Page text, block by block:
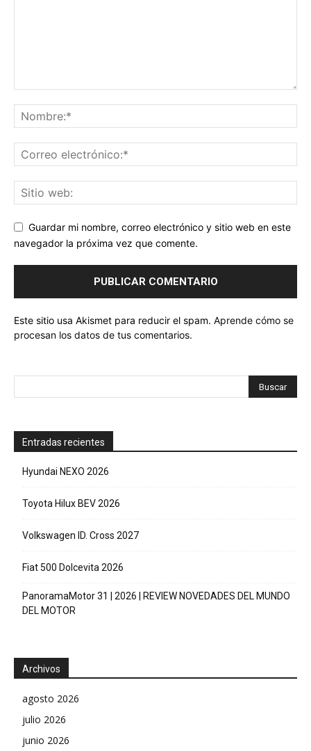
Guardar mi nombre, correo electrónico y sitio web en este
navegador la próxima vez que comente.
Este sitio usa Akismet para reducir el spam. Aprende cómo se
procesan los datos de tus comentarios.
Entradas recientes
Hyundai NEXO 2026
Toyota Hilux BEV 2026
Volkswagen ID. Cross 2027
Fiat 500 Dolcevita 2026
PanoramaMotor 31 | 2026 | REVIEW NOVEDADES DEL MUNDO
DEL MOTOR
Archivos
agosto 2026
julio 2026
junio 2026